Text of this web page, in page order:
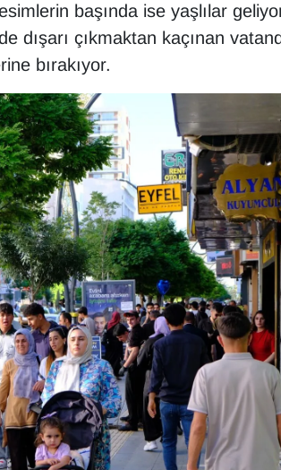
başında ise yaşlılar
dışarı çıkmaktan kaçınan
bırakıyor.